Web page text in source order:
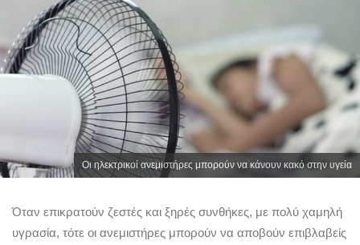
Οι ηλεκτρικοί ανεμιστήρες μπορούν να κάνουν κακό στην υγεία
Όταν επικρατούν ζεστές και ξηρές συνθήκες, με πολύ χαμηλή
υγρασία, τότε οι ανεμιστήρες μπορούν να αποβούν επιβλαβείς